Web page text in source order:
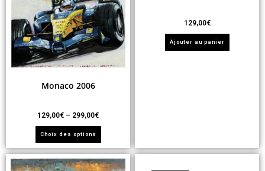
Monaco 2006
129,00€ – 299,00€
Choix des options
129,00€
Ajouter au panier